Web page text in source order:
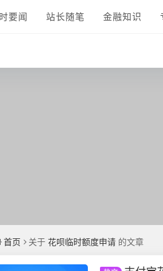
要闻 站长随笔 金融知识
首页 关于 花呗临时额度申请 的文章